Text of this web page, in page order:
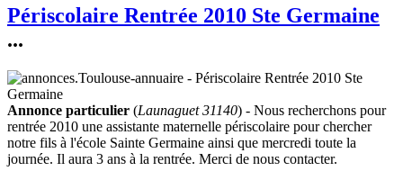
Périscolaire Rentrée 2010 Ste Germaine
...
Annonce particulier (Launaguet 31140) - Nous recherchons pour
rentrée 2010 une assistante maternelle périscolaire pour chercher
notre fils à l'école Sainte Germaine ainsi que mercredi toute la
journée. Il aura 3 ans à la rentrée. Merci de nous contacter.